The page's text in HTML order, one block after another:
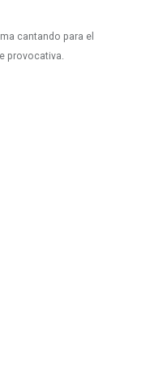
cantando para el
provocativa.